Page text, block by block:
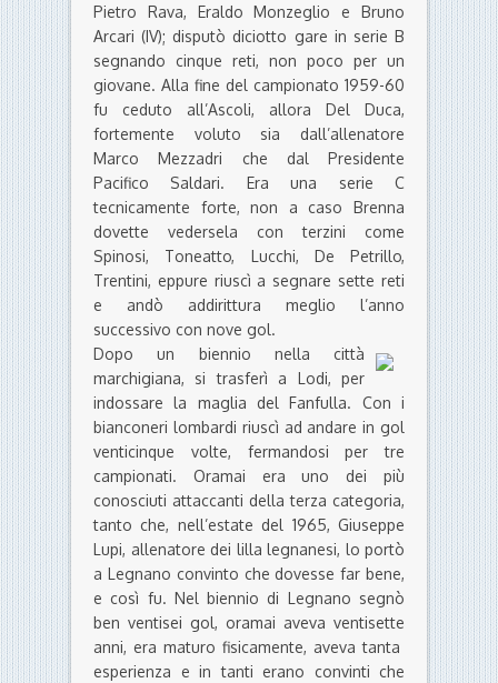
Pietro Rava, Eraldo Monzeglio e Bruno
Arcari (IV); disputò diciotto gare in serie B
segnando cinque reti, non poco per un
giovane. Alla fine del campionato 1959-60
fu ceduto all’Ascoli, allora Del Duca,
fortemente voluto sia dall’allenatore
Marco Mezzadri che dal Presidente
Pacifico Saldari. Era una serie C
tecnicamente forte, non a caso Brenna
dovette vedersela con terzini come
Spinosi, Toneatto, Lucchi, De Petrillo,
Trentini, eppure riuscì a segnare sette reti
e andò addirittura meglio l’anno
successivo con nove gol.
Dopo un biennio nella città
marchigiana, si trasferì a Lodi, per
indossare la maglia del Fanfulla. Con i
bianconeri lombardi riuscì ad andare in gol
venticinque volte, fermandosi per tre
campionati. Oramai era uno dei più
conosciuti attaccanti della terza categoria,
tanto che, nell’estate del 1965, Giuseppe
Lupi, allenatore dei lilla legnanesi, lo portò
a Legnano convinto che dovesse far bene,
e così fu. Nel biennio di Legnano segnò
ben ventisei gol, oramai aveva ventisette
anni, era maturo fisicamente, aveva tanta
esperienza e in tanti erano convinti che